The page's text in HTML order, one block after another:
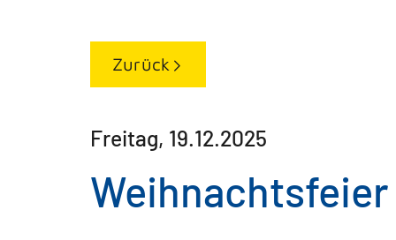
Zurück
Freitag, 19.12.2025
Weihnachtsfeier